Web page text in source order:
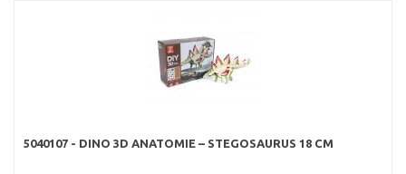
5040107 - DINO 3D ANATOMIE – STEGOSAURUS 18 CM